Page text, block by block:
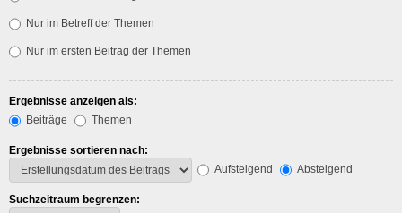
Nur im Betreff der Themen
Nur im ersten Beitrag der Themen
Ergebnisse anzeigen als:
Beiträge
Themen
Ergebnisse sortieren nach:
Aufsteigend
Absteigend
Suchzeitraum begrenzen: